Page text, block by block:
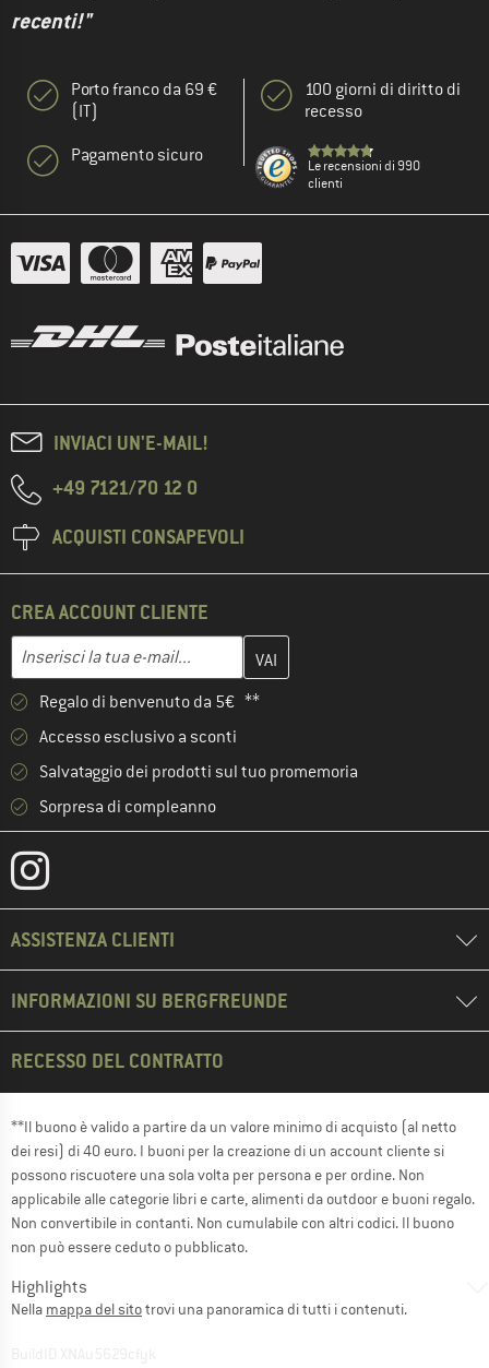
recenti!"
Porto franco da 69 €
(IT)
Pagamento sicuro
100 giorni di diritto di
recesso
Le recensioni di 990
clienti
INVIACI UN'E-MAIL!
+49 7121/70 12 0
ACQUISTI CONSAPEVOLI
CREA ACCOUNT CLIENTE
Inserisci la tua e-mail...
Inserisci qui il tuo indirizzo e-mail e crea il tuo account cliente
Regalo di benvenuto da 5€ **
Accesso esclusivo a sconti
Salvataggio dei prodotti sul tuo promemoria
Sorpresa di compleanno
ASSISTENZA CLIENTI
INFORMAZIONI SU BERGFREUNDE
RECESSO DEL CONTRATTO
**Il buono è valido a partire da un valore minimo di acquisto (al netto
dei resi) di 40 euro. I buoni per la creazione di un account cliente si
possono riscuotere una sola volta per persona e per ordine. Non
applicabile alle categorie libri e carte, alimenti da outdoor e buoni regalo.
Non convertibile in contanti. Non cumulabile con altri codici. Il buono
non può essere ceduto o pubblicato.
Highlights
Nella mappa del sitotrovi una panoramica di tutti i contenuti.